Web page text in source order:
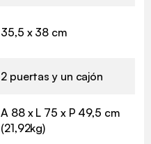
35,5 x 38 cm
2 puertas y un cajón
A 88 x L 75 x P 49,5 cm
(21,92kg)